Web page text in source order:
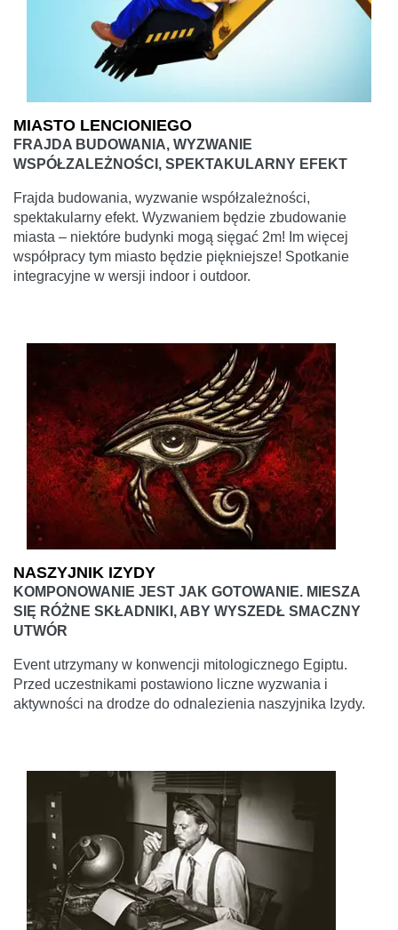
MIASTO LENCIONIEGO
FRAJDA BUDOWANIA, WYZWANIE
WSPÓŁZALEŻNOŚCI, SPEKTAKULARNY EFEKT
Frajda budowania, wyzwanie współzależności,
spektakularny efekt. Wyzwaniem będzie zbudowanie
miasta – niektóre budynki mogą sięgać 2m! Im więcej
współpracy tym miasto będzie piękniejsze! Spotkanie
integracyjne w wersji indoor i outdoor.
NASZYJNIK IZYDY
KOMPONOWANIE JEST JAK GOTOWANIE. MIESZA
SIĘ RÓŻNE SKŁADNIKI, ABY WYSZEDŁ SMACZNY
UTWÓR
Event utrzymany w konwencji mitologicznego Egiptu.
Przed uczestnikami postawiono liczne wyzwania i
aktywności na drodze do odnalezienia naszyjnika Izydy.